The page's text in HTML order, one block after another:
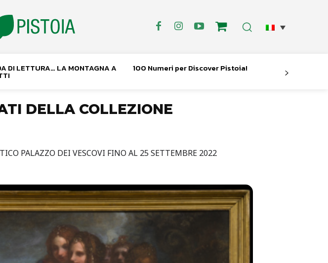
DI LETTURA… LA MONTAGNA A 100 Numeri per Discover Pistoia!
DELLA COLLEZIONE
PALAZZO DEI VESCOVI FINO AL 25 SETTEMBRE 2022